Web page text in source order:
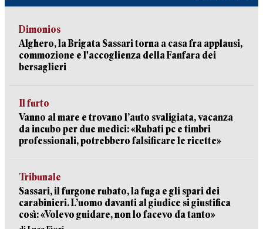
Dimonios
Alghero, la Brigata Sassari torna a casa fra applausi,
commozione e l'accoglienza della Fanfara dei
bersaglieri
Il furto
Vanno al mare e trovano l’auto svaligiata, vacanza
da incubo per due medici: «Rubati pc e timbri
professionali, potrebbero falsificare le ricette»
Tribunale
Sassari, il furgone rubato, la fuga e gli spari dei
carabinieri. L’uomo davanti al giudice si giustifica
così: «Volevo guidare, non lo facevo da tanto»